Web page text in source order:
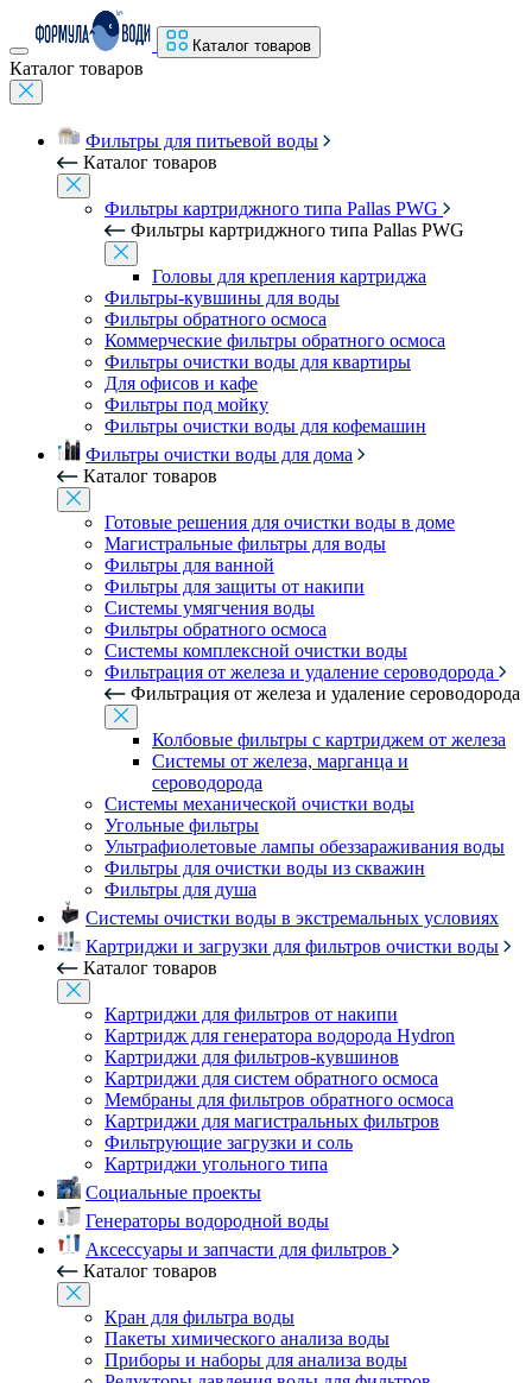
Каталог товаров
Каталог товаров
Фильтры для питьевой воды
Каталог товаров
Фильтры картриджного типа Pallas PWG
Фильтры картриджного типа Pallas PWG
Головы для крепления картриджа
Фильтры-кувшины для воды
Фильтры обратного осмоса
Коммерческие фильтры обратного осмоса
Фильтры очистки воды для квартиры
Для офисов и кафе
Фильтры под мойку
Фильтры очистки воды для кофемашин
Фильтры очистки воды для дома
Каталог товаров
Готовые решения для очистки воды в доме
Магистральные фильтры для воды
Фильтры для ванной
Фильтры для защиты от накипи
Системы умягчения воды
Фильтры обратного осмоса
Системы комплексной очистки воды
Фильтрация от железа и удаление сероводорода
Фильтрация от железа и удаление сероводорода
Колбовые фильтры с картриджем от железа
Системы от железа, марганца и
сероводорода
Системы механической очистки воды
Угольные фильтры
Ультрафиолетовые лампы обеззараживания воды
Фильтры для очистки воды из скважин
Фильтры для душа
Системы очистки воды в экстремальных условиях
Картриджи и загрузки для фильтров очистки воды
Каталог товаров
Картриджи для фильтров от накипи
Картридж для генератора водорода Hydron
Картриджи для фильтров-кувшинов
Картриджи для систем обратного осмоса
Мембраны для фильтров обратного осмоса
Картриджи для магистральных фильтров
Фильтрующие загрузки и соль
Картриджи угольного типа
Социальные проекты
Генераторы водородной воды
Аксессуары и запчасти для фильтров
Каталог товаров
Кран для фильтра воды
Пакеты химического анализа воды
Приборы и наборы для анализа воды